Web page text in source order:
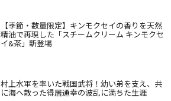
【季節・数量限定】キンモクセイの香りを天然
精油で再現した「スチームクリーム キンモクセ
イ&茶」新登場
村上水軍を率いた戦国武将！幼い弟を支え、共
に海へ散った得居通幸の波乱に満ちた生涯